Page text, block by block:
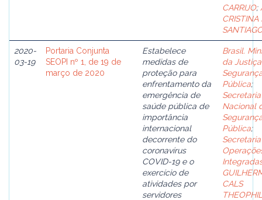
CARRIJO;
CRISTINA
2020-
03-19
Portaria Conjunta
SEOPI nº 1, de 19 de
março de 2020
Estabelece
medidas de
proteção para
enfrentamento da
emergência de
saúde pública de
importância
internacional
decorrente do
coronavírus
COVID-19 e o
exercício de
atividades por
servidores
Brasil.
da
Pública;
Secretaria
Nacional
Pública;
CALS